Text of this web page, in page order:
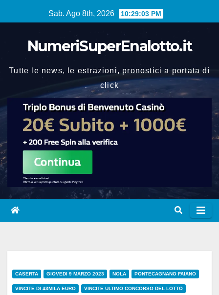
al
Sab. Ago 8th, 2026 10:29:04 PM
NumeriSuperEnalotto.it
Tutte le news, le estrazioni, pronostici a portata di
click
CASERTA GIOVEDI 9 MARZO 2023 NOLA PONTECAGNANO FAIANO
VINCITE DI 43MILA EURO VINCITE ULTIMO CONCORSO DEL LOTTO